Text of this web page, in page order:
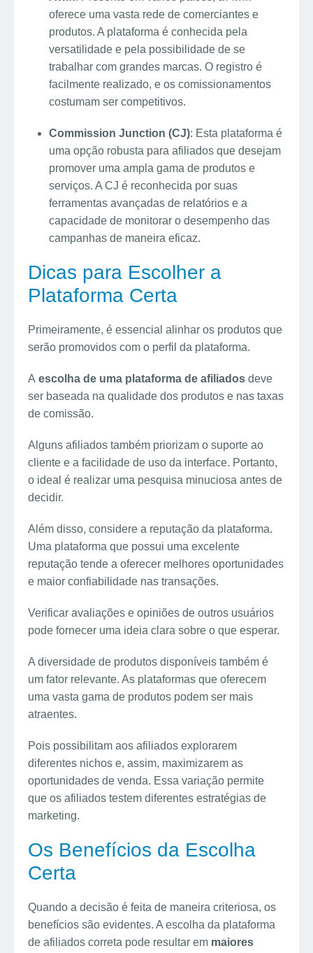
oferece uma vasta rede de comerciantes e
produtos. A plataforma é conhecida pela
versatilidade e pela possibilidade de se
trabalhar com grandes marcas. O registro é
facilmente realizado, e os comissionamentos
costumam ser competitivos.
Commission Junction (CJ): Esta plataforma é
uma opção robusta para afiliados que desejam
promover uma ampla gama de produtos e
serviços. A CJ é reconhecida por suas
ferramentas avançadas de relatórios e a
capacidade de monitorar o desempenho das
campanhas de maneira eficaz.
Dicas para Escolher a
Plataforma Certa
Primeiramente, é essencial alinhar os produtos que
serão promovidos com o perfil da plataforma.
A escolha de uma plataforma de afiliados deve
ser baseada na qualidade dos produtos e nas taxas
de comissão.
Alguns afiliados também priorizam o suporte ao
cliente e a facilidade de uso da interface. Portanto,
o ideal é realizar uma pesquisa minuciosa antes de
decidir.
Além disso, considere a reputação da plataforma.
Uma plataforma que possui uma excelente
reputação tende a oferecer melhores oportunidades
e maior confiabilidade nas transações.
Verificar avaliações e opiniões de outros usuários
pode fornecer uma ideia clara sobre o que esperar.
A diversidade de produtos disponíveis também é
um fator relevante. As plataformas que oferecem
uma vasta gama de produtos podem ser mais
atraentes.
Pois possibilitam aos afiliados explorarem
diferentes nichos e, assim, maximizarem as
oportunidades de venda. Essa variação permite
que os afiliados testem diferentes estratégias de
marketing.
Os Benefícios da Escolha
Certa
Quando a decisão é feita de maneira criteriosa, os
benefícios são evidentes. A escolha da plataforma
de afiliados correta pode resultar em maiores